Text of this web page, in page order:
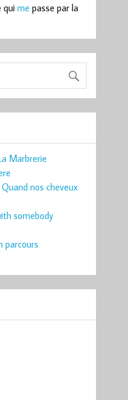
quime passe par la
Marbrerie
nos cheveux
somebody
parcours